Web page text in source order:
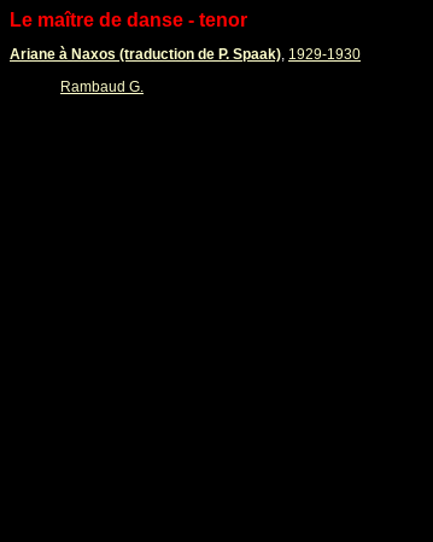
Le maître de danse - tenor
Ariane à Naxos (traduction de P. Spaak), 1929-1930
Rambaud G.